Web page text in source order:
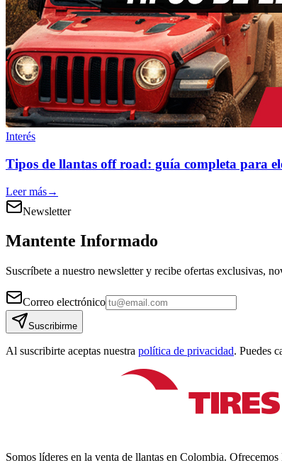
Interés
Tipos de llantas off road: guía completa para
Leer más→
Newsletter
Mantente Informado
Suscríbete a nuestro newsletter y recibe ofertas exclusivas,
Correo electrónico
Suscribirme
Al suscribirte aceptas nuestra política de privacidad. Puedes
Somos líderes en la venta de llantas en Colombia.